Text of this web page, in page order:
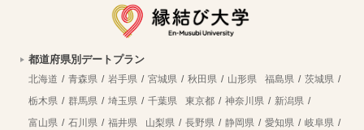
2026年8月7日
都道府県別デートプラン
北海道 青森県 岩手県 宮城県 秋田県 山形県 福島県
茨城県
栃木県
群馬県 埼玉県 千葉県 東京都 神奈川県
新潟県
富山県
石川県 福井県 山梨県 長野県 静岡県 愛知県
岐阜県